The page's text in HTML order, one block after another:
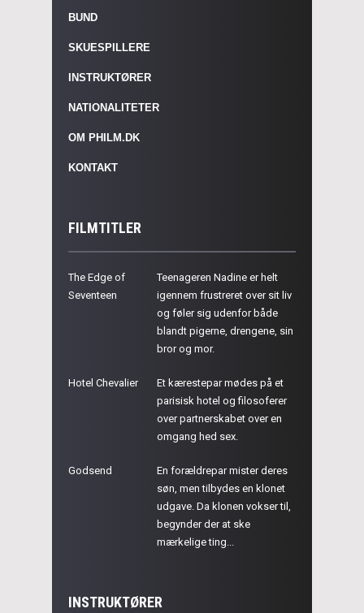
BUND
SKUESPILLERE
INSTRUKTØRER
NATIONALITETER
OM PHILM.DK
KONTAKT
FILMTITLER
The Edge of
Seventeen
Teenageren Nadine er helt
igennem frustreret over sit liv
og føler sig udenfor både
blandt pigerne, drengene, sin
bror og mor.
Hotel Chevalier
Et kærestepar mødes på et
parisisk hotel og filosoferer
over partnerskabet over en
omgang hed sex.
Godsend
En forældrepar mister deres
søn, men tilbydes en klonet
udgave. Da klonen vokser til,
begynder der at ske
mærkelige ting...
INSTRUKTØRER